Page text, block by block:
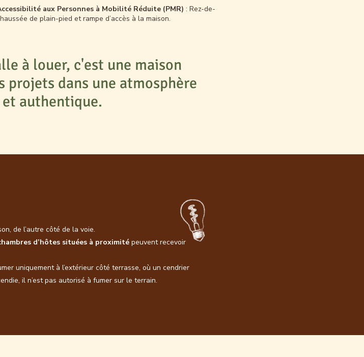
aux Personnes à Mobilité Réduite (PMR) : Rez-de-
de plain-pied et rampe d’accès à la maison.
à louer, c'est une maison
projets dans une atmosphère
authentique.
de l’autre côté de la voie.
d’hôtes situées à proximité peuvent recevoir
uniquement à l’extérieur côté terrasse, où un cendrier
il n’est pas autorisé à fumer sur le terrain.